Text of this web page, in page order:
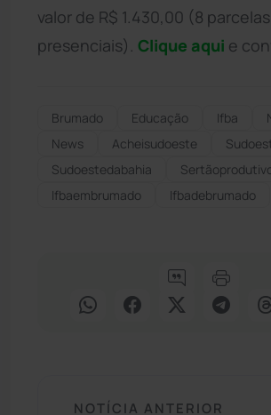
valor de R$ 1.430,00 (8
presenciais). Clique aqui e
Brumado Educação Ifba
News
Acheisudoeste
Sudoestedabahia
Ifbaembrumado
Ifbadebrumado
NOTÍCIA ANTERIOR